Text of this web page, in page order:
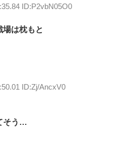
ID:P2vbN05O0
場は枕もと
ID:Zj/AncxV0
そう…